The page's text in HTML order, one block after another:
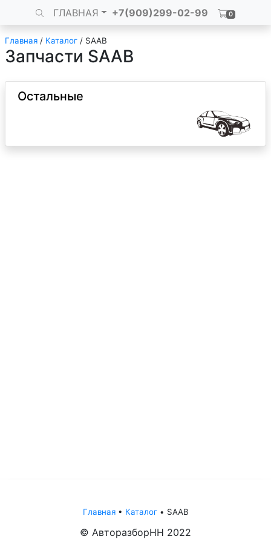
ГЛАВНАЯ +7(909)299-02-99 0
Главная / Каталог / SAAB
Запчасти SAAB
Остальные
Главная• Каталог• SAAB
© АвторазборНН 2022